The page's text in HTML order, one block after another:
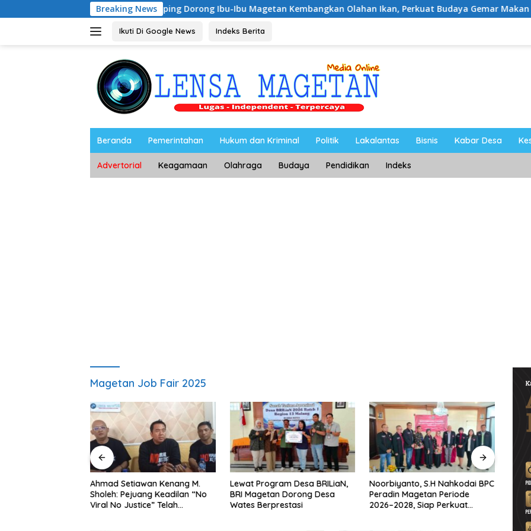
ke
Breaking News
Riyono Caping Dorong Ibu-Ibu Magetan Kembangkan Olahan Ikan, Perkuat Budaya Gemar Makan Ikan
Ikuti Di Google News Indeks Berita
Beranda Pemerintahan Hukum dan Kriminal Politik Lakalantas Bisnis Kabar Desa
Advertorial Keagamaan Olahraga Budaya Pendidikan Indeks
Magetan Job Fair 2025
Ahmad Setiawan Kenang M.
Sholeh: Pejuang Keadilan “No
Viral No Justice” Telah
Lewat Program Desa BRILiaN,
BRI Magetan Dorong Desa
Wates Berprestasi
Noorbiyanto, S.H Nahkodai BPC
Peradin Magetan Periode
2026–2028, Siap Perkuat
di